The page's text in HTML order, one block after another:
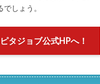
しょう。
ピタジョブ公式HPへ！